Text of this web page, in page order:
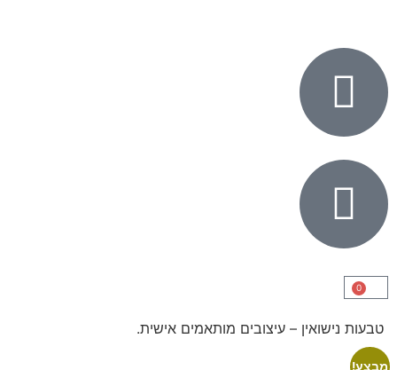
0
טבעות נישואין – עיצובים מותאמים אישית.
מבצע!